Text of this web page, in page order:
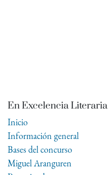
En Excelencia Literaria
Inicio
Información general
Bases del concurso
Miguel Aranguren